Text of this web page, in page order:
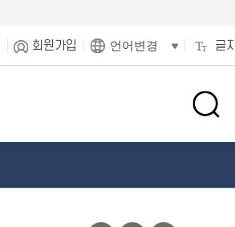
회원가입 언어변경 글
검
창